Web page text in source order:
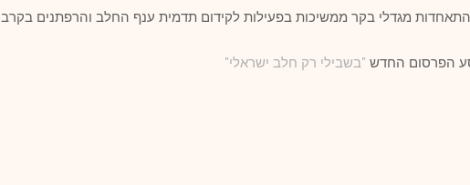
מגדלי בקר ממשיכות בפעילות לקידום תדמית ענף החלב והרפתנים בקרב
הפרסום החדש "בשבילי רק חלב ישראלי"